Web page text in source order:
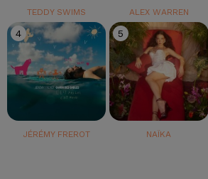
TEDDY SWIMS ALEX WARREN
4
JÉRÉMY FREROT
5
NAÏKA